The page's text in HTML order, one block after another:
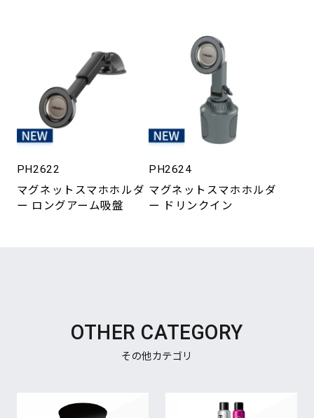
PH2622
マグネットスマホホルダ
ー ロングアーム吸盤
PH2624
マグネットスマホホルダ
ー ドリンクイン
OTHER CATEGORY
その他カテゴリ